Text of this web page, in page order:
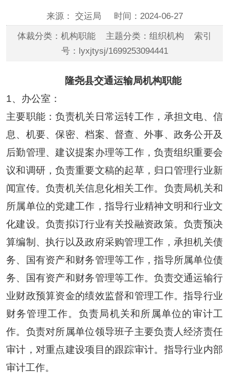
来源： 交运局 时间：2024-06-27
体裁分类：机构职能 主题分类：组织机构 索引
号：lyxjtysj/1699253094441
隆尧县交通运输局机构职能
1、办公室 ：
主要职能：负责机关日常运转工作，承担文电、信
息、机要、保密、档案、督查、外事、政务公开及
后勤管理、建议提案办理等工作，负责组织重要会
议和调研，负责重要文稿的起草，归口管理行业新
闻宣传。负责机关信息化相关工作。负责局机关和
所属单位的党建工作，指导行业精神文明和行业文
化建设。负责拟订行业有关投融资政策。负责预决
算编制、执行以及政府采购管理工作，承担机关债
务、国有资产和财务管理等工作，指导所属单位债
务、国有资产和财务管理等工作。负责交通运输行
业财政预算资金的绩效监督和管理工作。指导行业
财务管理工作。负责局机关和所属单位的审计工
作。负责对所属单位领导班子主要负责人经济责任
审计，对重点建设项目的跟踪审计。指导行业内部
审计工作。